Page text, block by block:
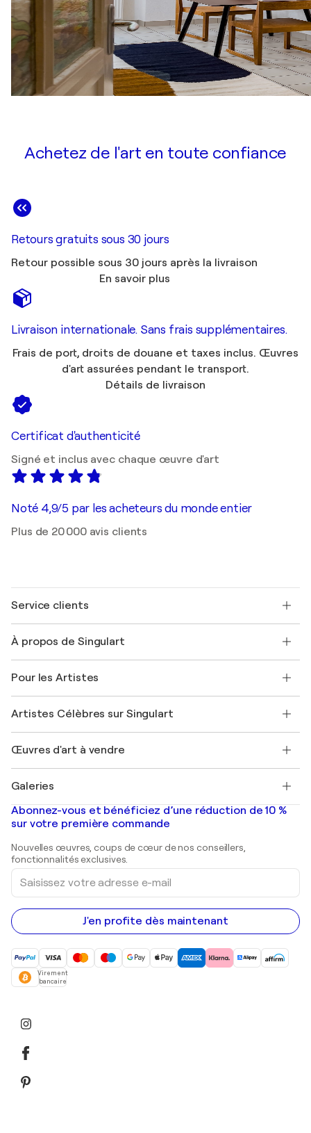
Achetez de l'art en toute confiance
Retours gratuits sous 30 jours
Retour possible sous 30 jours après la livraison
En savoir plus
Livraison internationale. Sans frais supplémentaires.
Frais de port, droits de douane et taxes inclus. Œuvres
d'art assurées pendant le transport.
Détails de livraison
Certificat d'authenticité
Signé et inclus avec chaque œuvre d'art
Noté 4,9/5 par les acheteurs du monde entier
Plus de 20 000 avis clients
Service clients
Expédition
Offrir une carte cadeau
Rejoignez notre programme commercial
Mon compte
+33 1 76 44 06 42
À propos de Singulart
FAQ
Magazine Singulart
Emplois
Découvrez une sélection d'art original
Pour les Artistes
Se connecter en tant qu'Artiste
Artistes Célèbres sur Singulart
Marc Chagall
Banksy
Mr. Brainwash
Shepard Fairey
Œuvres d'art à vendre
Tableaux abstraits à vendre
Peintures de paysage
Estampes
Peintures acryliques
Galeries
Galeries d'art en France
Galeries d'art en Belgique
Abonnez-vous et bénéficiez d’une réduction de 10 %
sur votre première commande
Nouvelles œuvres, coups de cœur de nos conseillers,
fonctionnalités exclusives.
Saisissez
votre
adresse
e-
mail
J'en profite dès maintenant
Virement
bancaire